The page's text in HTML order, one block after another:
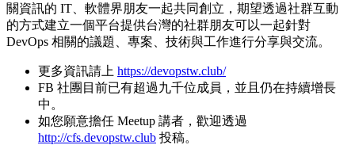
關資訊的 IT、軟體界朋友一起共同創立，期望透過社群互動
的方式建立一個平台提供台灣的社群朋友可以一起針對
DevOps 相關的議題、專案、技術與工作進行分享與交流。
更多資訊請上 https://devopstw.club/
FB 社團目前已有超過九千位成員，並且仍在持續增長
中。
如您願意擔任 Meetup 講者，歡迎透過
http://cfs.devopstw.club 投稿。